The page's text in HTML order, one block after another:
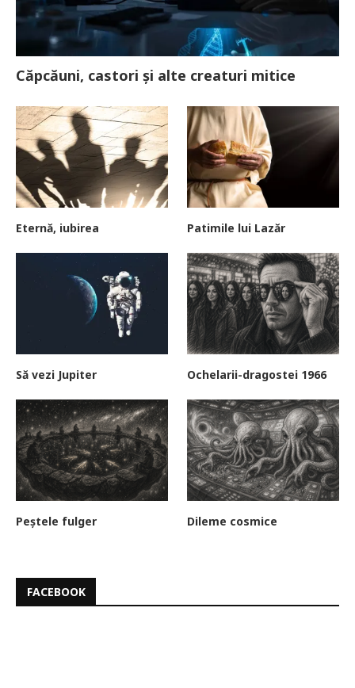
Căpcăuni, castori și alte creaturi mitice
Eternă, iubirea Patimile lui Lazăr
Să vezi Jupiter Ochelarii-dragostei 1966
Peștele fulger Dileme cosmice
FACEBOOK